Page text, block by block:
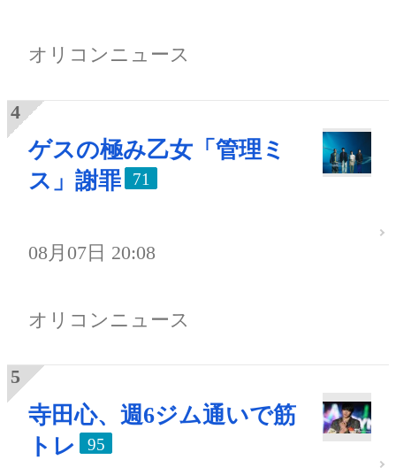
オリコンニュース
ゲスの極み乙女「管理ミ
ス」謝罪
71
08月07日 20:08
オリコンニュース
寺田心、週6ジム通いで筋
トレ
95